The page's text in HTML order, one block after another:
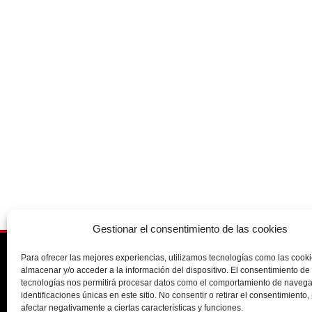
Gestionar el consentimiento de las cookies
Para ofrecer las mejores experiencias, utilizamos tecnologías como las
almacenar y/o acceder a la información del dispositivo. El consentimiento de
tecnologías nos permitirá procesar datos como el comportamiento de
identificaciones únicas en este sitio. No consentir o retirar el consentimiento,
afectar negativamente a ciertas características y funciones.
91 388 9056
info@opticamecavision.es